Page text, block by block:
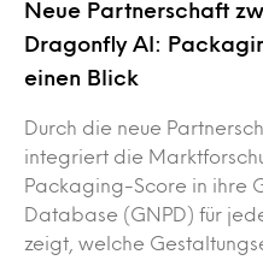
Neue Partnerschaft
Dragonfly AI:
einen Blick
Durch die neue
integriert die
Packaging-Score in ihre
Database (GNPD) für
zeigt, welche